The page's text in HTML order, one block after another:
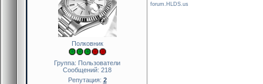
Полковник
Группа: Пользователи
Сообщений: 218
Репутация: 2
forum.HLDS.us